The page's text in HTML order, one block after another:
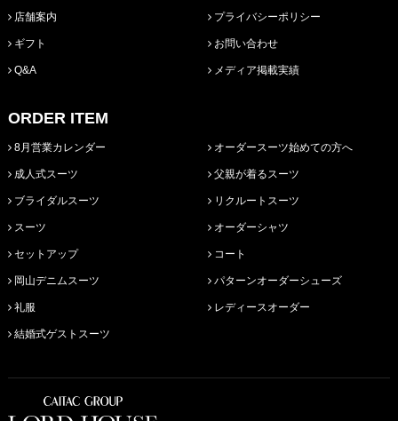
店舗案内
ギフト
Q&A
プライバシーポリシー
お問い合わせ
メディア掲載実績
ORDER ITEM
8月営業カレンダー
成人式スーツ
ブライダルスーツ
スーツ
セットアップ
岡山デニムスーツ
礼服
結婚式ゲストスーツ
オーダースーツ始めての方へ
父親が着るスーツ
リクルートスーツ
オーダーシャツ
コート
パターンオーダーシューズ
レディースオーダー